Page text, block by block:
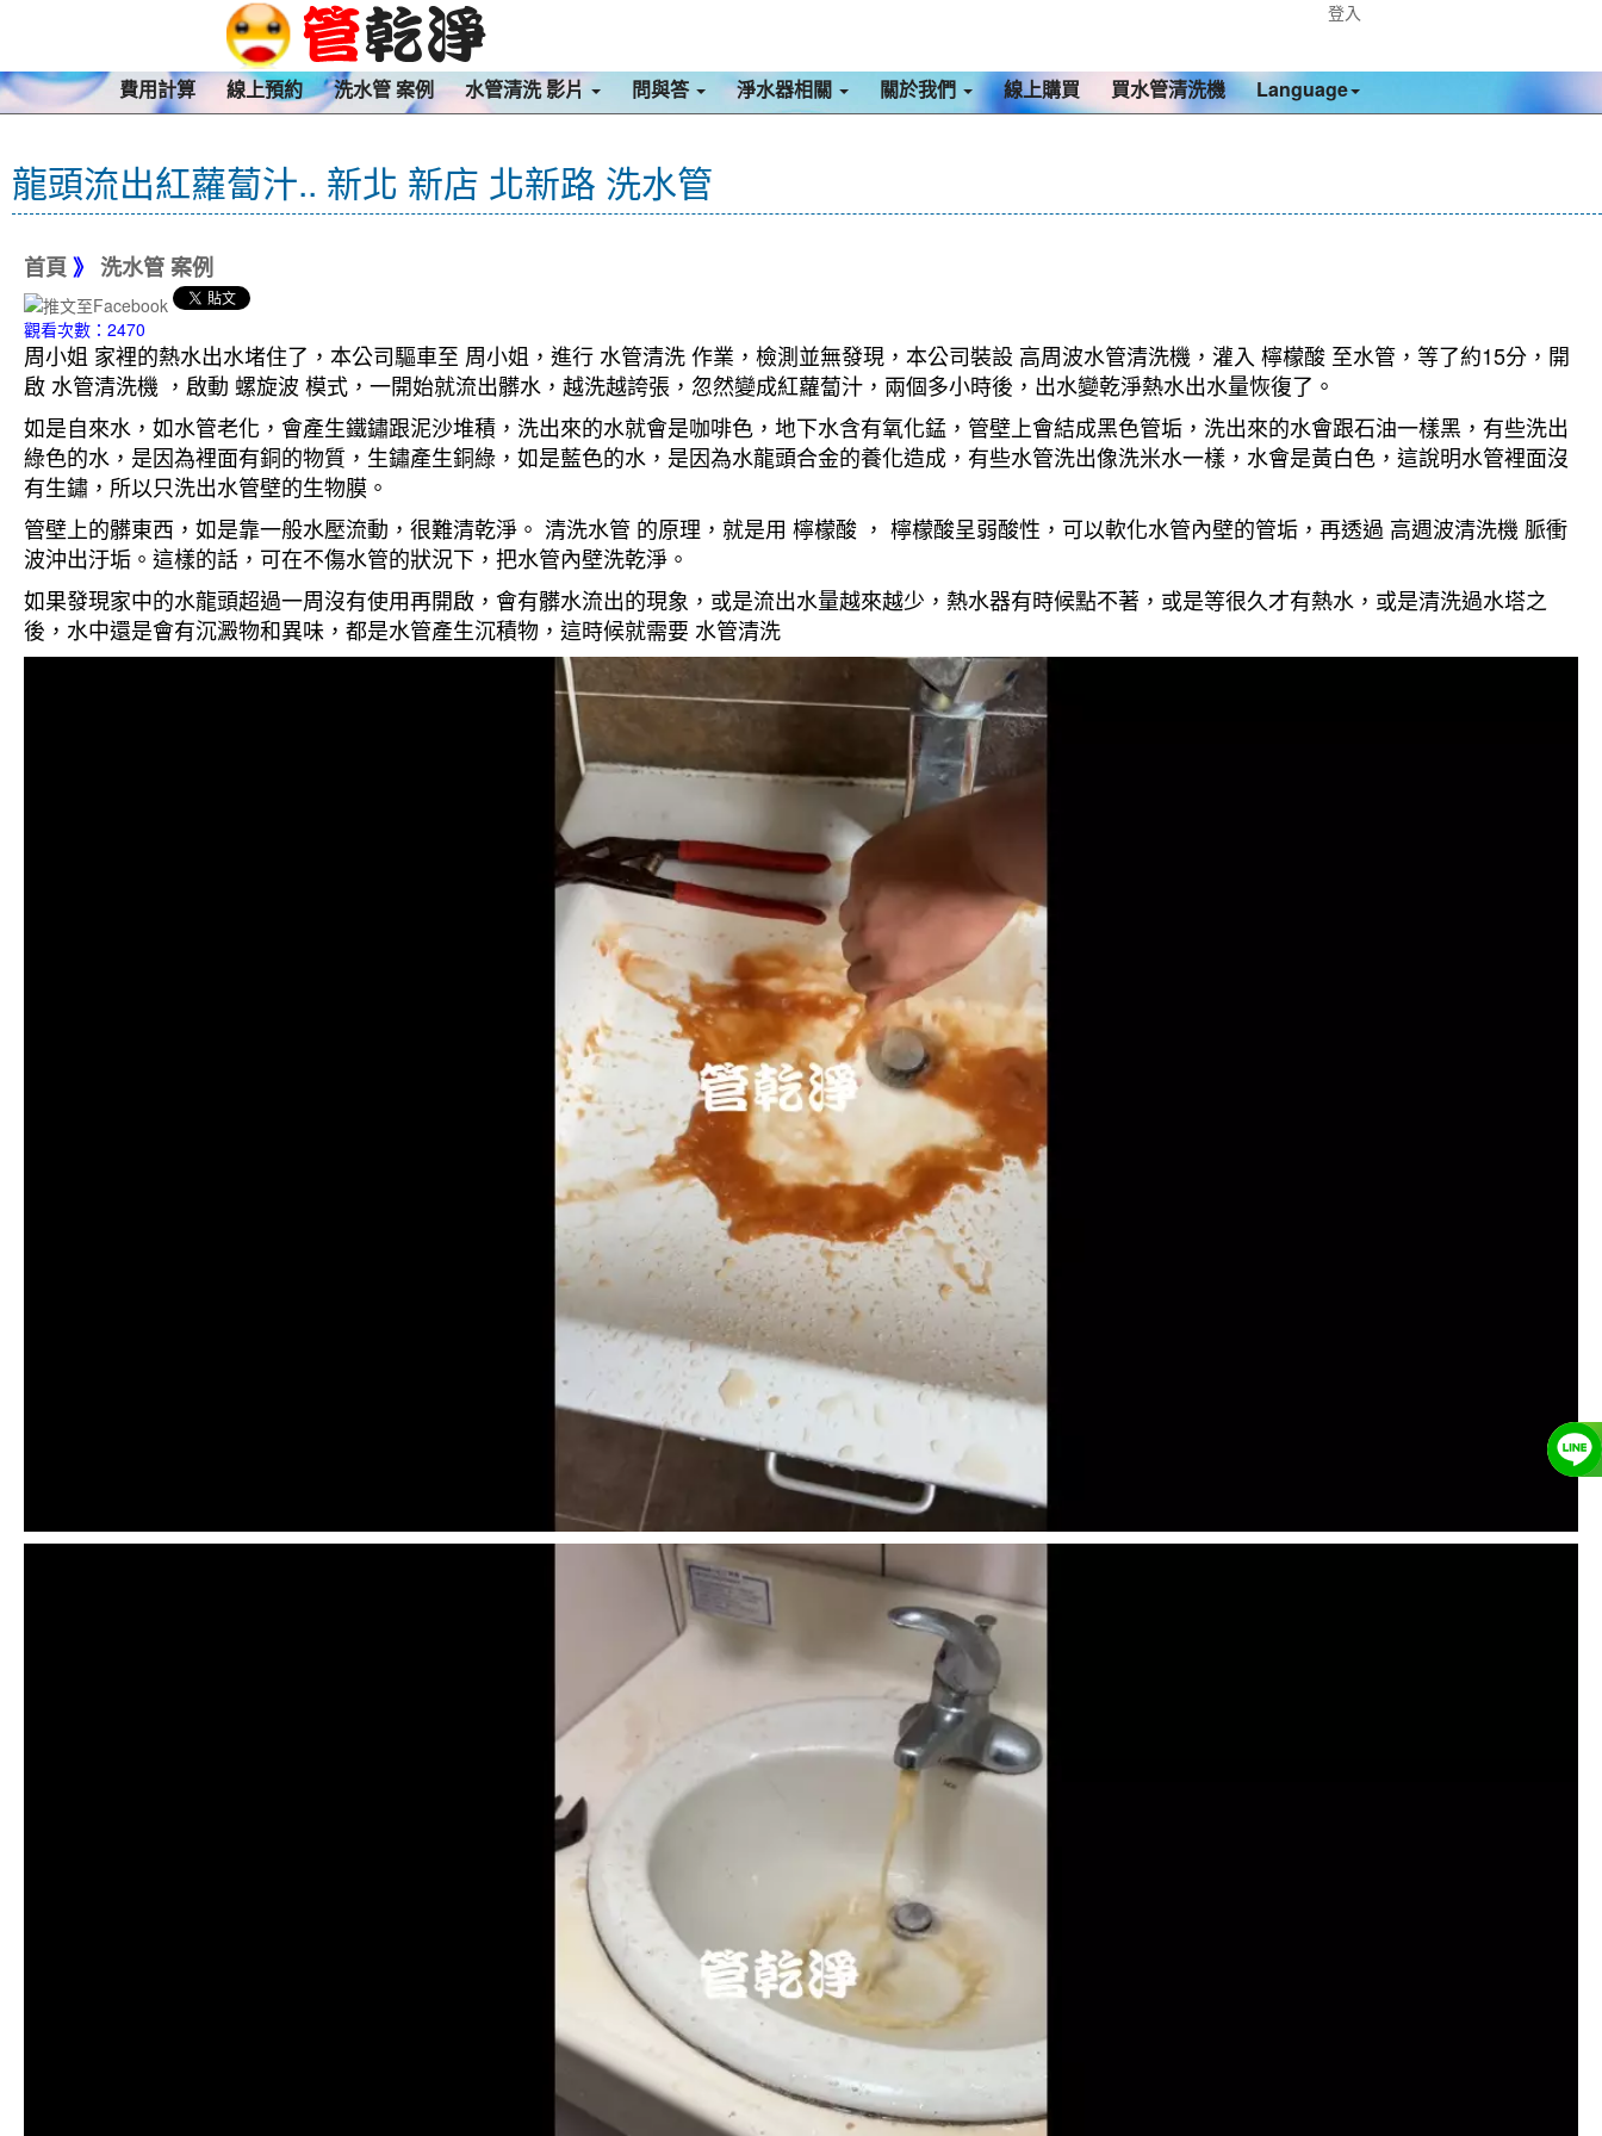
登入
費用計算 線上預約 洗水管 案例 水管清洗 影片 問與答 淨水器相關 關於我們 線上購買 買水管清洗機 Language
龍頭流出紅蘿蔔汁.. 新北 新店 北新路 洗水管
首頁 》 洗水管 案例
觀看次數：2470
周小姐 家裡的熱水出水堵住了，本公司驅車至 周小姐，進行 水管清洗 作業，檢測並無發現，本公司裝設 高周波水管清洗機，灌入 檸檬酸 至水管，等了約15分，開
啟 水管清洗機 ，啟動 螺旋波 模式，一開始就流出髒水，越洗越誇張，忽然變成紅蘿蔔汁，兩個多小時後，出水變乾淨熱水出水量恢復了。
如是自來水，如水管老化，會產生鐵鏽跟泥沙堆積，洗出來的水就會是咖啡色，地下水含有氧化錳，管壁上會結成黑色管垢，洗出來的水會跟石油一樣黑，有些洗出
綠色的水，是因為裡面有銅的物質，生鏽產生銅綠，如是藍色的水，是因為水龍頭合金的養化造成，有些水管洗出像洗米水一樣，水會是黃白色，這說明水管裡面沒
有生鏽，所以只洗出水管壁的生物膜。
管壁上的髒東西，如是靠一般水壓流動，很難清乾淨。 清洗水管 的原理，就是用 檸檬酸 ， 檸檬酸呈弱酸性，可以軟化水管內壁的管垢，再透過 高週波清洗機 脈衝
波沖出汙垢。這樣的話，可在不傷水管的狀況下，把水管內壁洗乾淨。
如果發現家中的水龍頭超過一周沒有使用再開啟，會有髒水流出的現象，或是流出水量越來越少，熱水器有時候點不著，或是等很久才有熱水，或是清洗過水塔之
後，水中還是會有沉澱物和異味，都是水管產生沉積物，這時候就需要 水管清洗